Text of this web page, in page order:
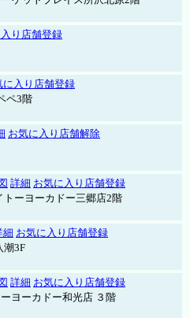
り店舗登録
に入り店舗登録
ペ3階
お気に入り店舗解除
詳細 お気に入り店舗登録
ーヨーカドー三郷店2階
細 お気に入り店舗登録
潮3F
詳細 お気に入り店舗登録
ヨーカドー和光店 ３階